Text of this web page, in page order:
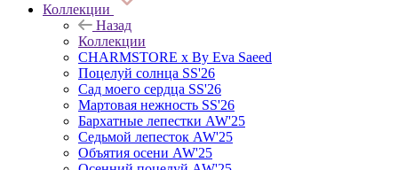
Коллекции
Назад
Коллекции
CHARMSTORE х By Eva Saeed
Поцелуй солнца SS'26
Сад моего сердца SS'26
Мартовая нежность SS'26
Бархатные лепестки AW'25
Седьмой лепесток AW'25
Объятия осени AW'25